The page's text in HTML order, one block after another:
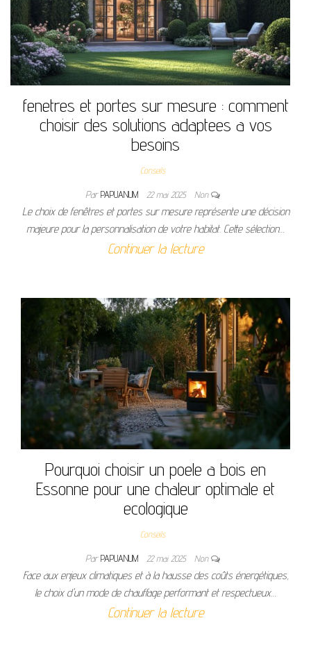
fenetres et portes sur mesure : comment
choisir des solutions adaptees a vos
besoins
Conseils
ParPAPUANUM 22 mai 2025 Non
Le choix de fenêtres et portes sur mesure représente une décision
majeure pour la personnalisation de votre habitat. Cette sélection…
Continuer la lecture
Pourquoi choisir un poele a bois en
Essonne pour une chaleur optimale et
ecologique
Conseils
ParPAPUANUM 22 mai 2025 Non
Face aux enjeux climatiques et à la hausse des coûts énergétiques,
le choix d'un mode de chauffage performant et respectueux…
Continuer la lecture